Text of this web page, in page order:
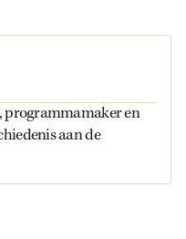
programmamaker en
aan de